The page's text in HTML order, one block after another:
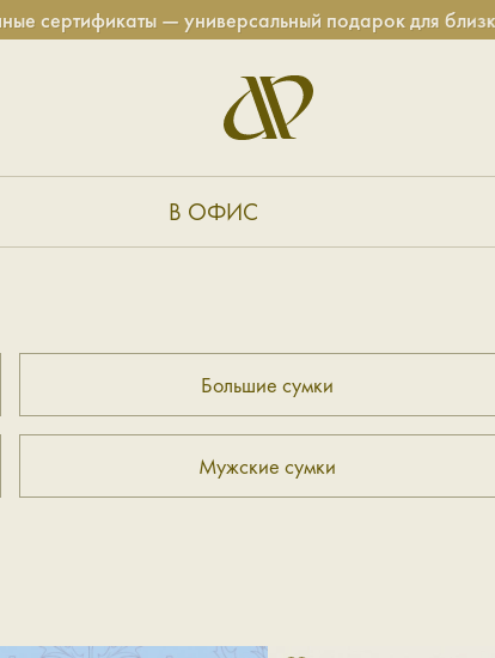
— универсальный подарок для близких!
В ОФИС
Большие сумки
Мужские сумки